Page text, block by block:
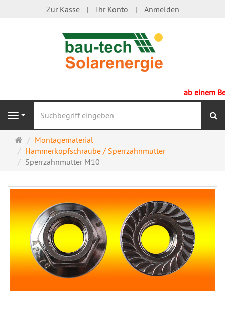
Zur Kasse Ihr Konto Anmelden
ab einem
Navigation
Startseite
Montagematerial
Hammerkopfschraube / Sperrzahnmutte​r
Sperrzahnmutt​er M10